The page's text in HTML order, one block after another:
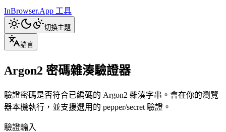
InBrowser.App 工具
切換主題
語言
Argon2 密碼雜湊驗證器
驗證密碼是否符合已編碼的 Argon2 雜湊字串。會在你的瀏覽
器本機執行，並支援選用的 pepper/secret 驗證。
驗證輸入